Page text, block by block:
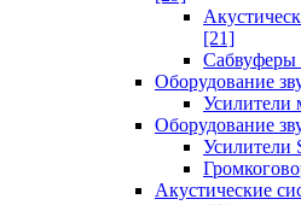
[21]
Сабвуферы
Оборудование
Усилители
Оборудование
Усилители
Акустические